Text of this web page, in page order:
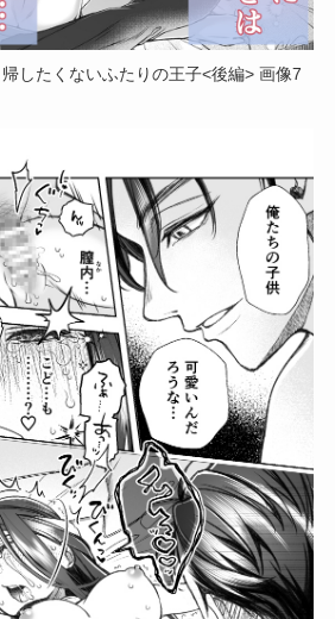
したくないふたりの王子<後編> 画像7